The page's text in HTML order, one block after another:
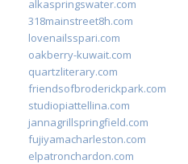
alkaspringswater.com
318mainstreet8h.com
lovenailsspari.com
oakberry-kuwait.com
quartzliterary.com
friendsofbroderickpark.com
studiopiattellina.com
jannagrillspringfield.com
fujiyamacharleston.com
elpatronchardon.com